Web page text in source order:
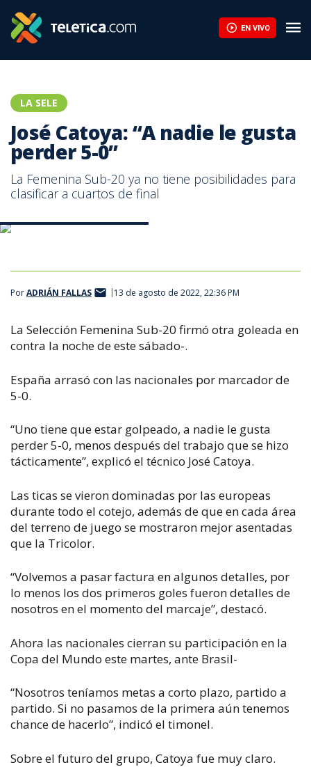
EN VIVO
LA SELE
José Catoya: “A nadie le gusta
perder 5-0”
La Femenina Sub-20 ya no tiene posibilidades para
clasificar a cuartos de final
PorADRIÁN FALLAS 13 de agosto de 2022, 22:36 PM
La Selección Femenina Sub-20 firmó otra goleada en
contra la noche de este sábado-.
España arrasó con las nacionales por marcador de
5-0.
“Uno tiene que estar golpeado, a nadie le gusta
perder 5-0, menos después del trabajo que se hizo
tácticamente”, explicó el técnico José Catoya.
Las ticas se vieron dominadas por las europeas
durante todo el cotejo, además de que en cada área
del terreno de juego se mostraron mejor asentadas
que la Tricolor.
“Volvemos a pasar factura en algunos detalles, por
lo menos los dos primeros goles fueron detalles de
nosotros en el momento del marcaje”, destacó.
Ahora las nacionales cierran su participación en la
Copa del Mundo este martes, ante Brasil-
“Nosotros teníamos metas a corto plazo, partido a
partido. Si no pasamos de la primera aún tenemos
chance de hacerlo”, indicó el timonel.
Sobre el futuro del grupo, Catoya fue muy claro.